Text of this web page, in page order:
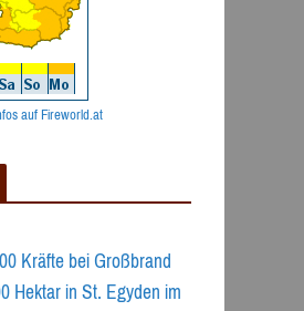
auf Fireworld.at
Kräfte bei Großbrand
Hektar in St. Egyden im